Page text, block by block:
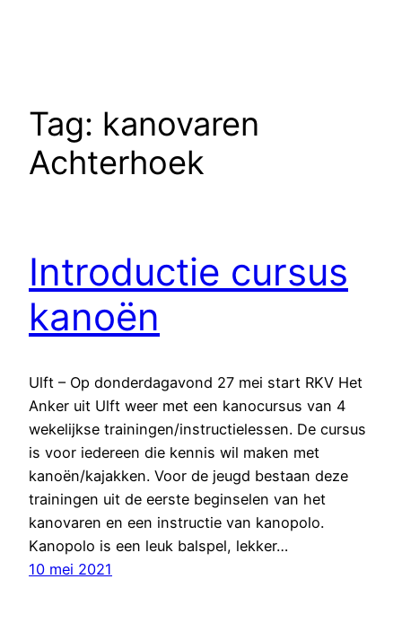
Tag: kanovaren
Achterhoek
Introductie cursus
kanoën
Ulft – Op donderdagavond 27 mei start RKV Het
Anker uit Ulft weer met een kanocursus van 4
wekelijkse trainingen/instructielessen. De cursus
is voor iedereen die kennis wil maken met
kanoën/kajakken. Voor de jeugd bestaan deze
trainingen uit de eerste beginselen van het
kanovaren en een instructie van kanopolo.
Kanopolo is een leuk balspel, lekker…
10 mei 2021